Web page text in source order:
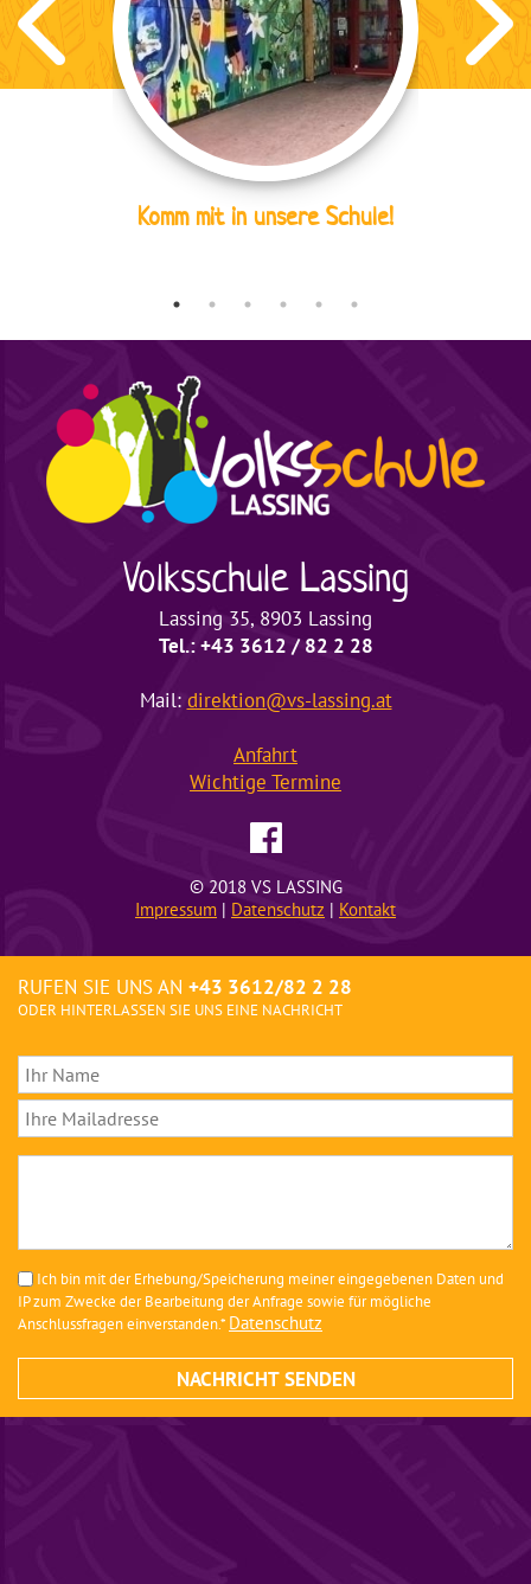
Komm mit in unsere Schule!
VolksschuleLassing
Lassing 35, 8903 Lassing
Tel.: +43 3612 / 82 2 28
Mail: direktion@vs-lassing.at
Anfahrt
Wichtige Termine
© 2018 VS LASSING
Impressum | Datenschutz | Kontakt
RUFEN SIE UNS AN +43 3612/82 2 28
ODER HINTERLASSEN SIE UNS EINE NACHRICHT
Ich bin mit der Erhebung/Speicherung meiner eingegebenen Daten und
IP zum Zwecke der Bearbeitung der Anfrage sowie für mögliche
Anschlussfragen einverstanden.* Datenschutz